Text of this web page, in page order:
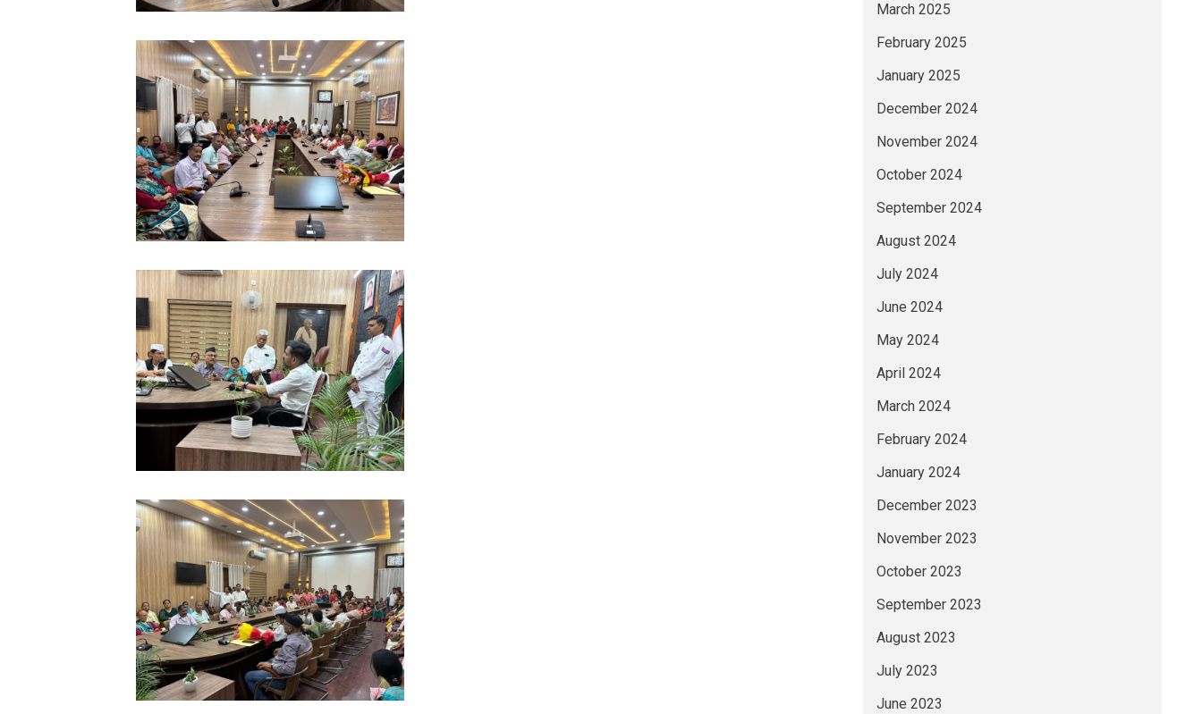
March 2025
February 2025
January 2025
December 2024
November 2024
October 2024
September 2024
August 2024
July 2024
June 2024
May 2024
April 2024
March 2024
February 2024
January 2024
December 2023
November 2023
October 2023
September 2023
August 2023
July 2023
June 2023